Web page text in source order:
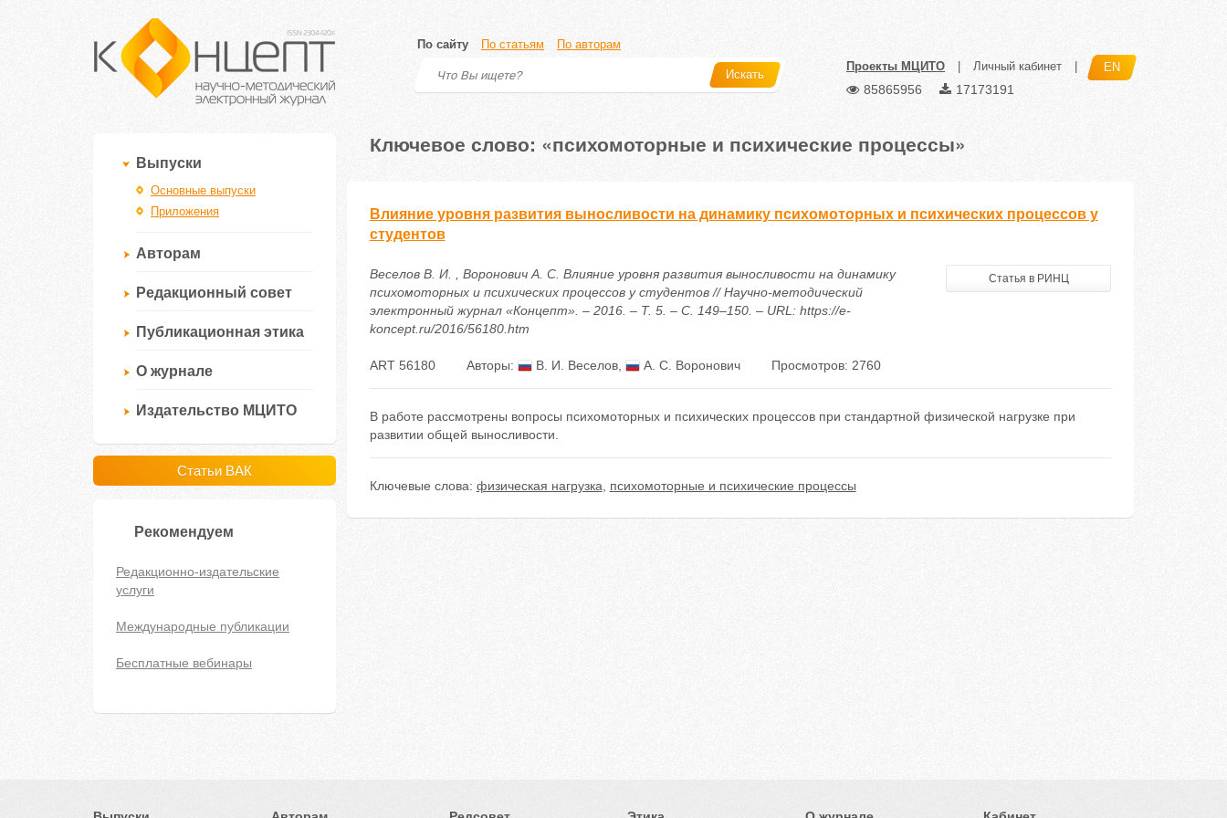
По сайту По статьям По авторам
Искать
Проекты МЦИТО Личный кабинет EN
85865956 17173191
Выпуски
Основные выпуски
Приложения
Авторам
Редакционный совет
Публикационная этика
О журнале
Издательство МЦИТО
Статьи ВАК
Рекомендуем
Редакционно-издательские
услуги
Международные публикации
Бесплатные вебинары
Ключевое слово: «психомоторные и психические процессы»
Влияние уровня развития выносливости на динамику психомоторных и психических процессов у
студентов
Веселов В. И. , Воронович А. С. Влияние уровня развития выносливости на динамику
психомоторных и психических процессов у студентов // Научно-методический
электронный журнал «Концепт». – 2016. – Т. 5. – С. 149–150. – URL: https://e-
koncept.ru/2016/56180.htm
Статья в РИНЦ
ART 56180 Авторы: В. И. Веселов, А. С. Воронович Просмотров: 2760
В работе рассмотрены вопросы психомоторных и психических процессов при стандартной физической нагрузке при
развитии общей выносливости.
Ключевые слова: физическая нагрузка психомоторные и психические процессы